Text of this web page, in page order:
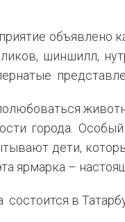
объявлено
шиншилл,
города.
дети,
ярмарка –
состоится в